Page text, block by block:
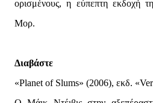
ορισμένους, η εύπεπτη εκδοχή
Μορ.
Διαβάστε
«Planet of Slums» (2006), εκδ.